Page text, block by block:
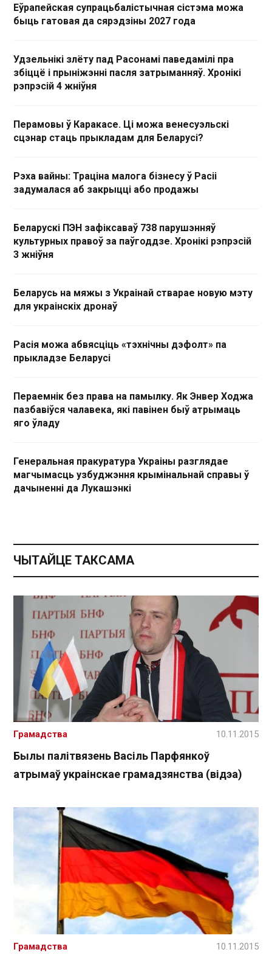
Еўрапейская супрацьбалістычная сістэма можа
быць гатовая да сярэдзіны 2027 года
Удзельнікі злёту пад Расонамі паведамілі пра
збіццё і прыніжэнні пасля затрыманняў. Хронікі
рэпрэсій 4 жніўня
Перамовы ў Каракасе. Ці можа венесуэльскі
сцэнар стаць прыкладам для Беларусі?
Рэха вайны: Траціна малога бізнесу ў Расіі
задумалася аб закрыцці або продажы
Беларускі ПЭН зафіксаваў 738 парушэнняў
культурных правоў за паўгоддзе. Хронікі рэпрэсій
3 жніўня
Беларусь на мяжы з Украінай стварае новую мэту
для украінскіх дронаў
Расія можа абвясціць «тэхнічны дэфолт» па
прыкладзе Беларусі
Пераемнік без права на памылку. Як Энвер Ходжа
пазбавіўся чалавека, які павінен быў атрымаць
яго ўладу
Генеральная пракуратура Украіны разглядае
магчымасць узбуджэння крымінальнай справы ў
дачыненні да Лукашэнкі
ЧЫТАЙЦЕ ТАКСАМА
Былы палітвязень Васіль Парфянкоў
атрымаў украінскае грамадзянства (відэа)
Грамадства 10.11.2015
Грамадства 10.11.2015